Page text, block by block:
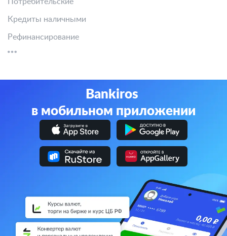
Кредиты наличными
Рефинансирование
Bankiros
в мобильном приложении